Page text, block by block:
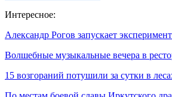
Интересное:
Александр Рогов запускает
Волшебные музыкальные вечера в
15 возгораний потушили за сутки в